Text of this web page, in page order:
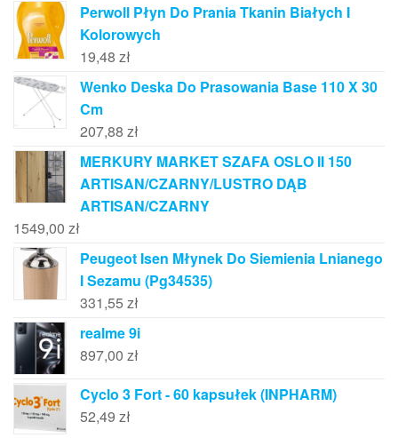
Perwoll Płyn Do Prania Tkanin Białych I
Kolorowych
19,48 zł
Wenko Deska Do Prasowania Base 110 X 30
Cm
207,88 zł
MERKURY MARKET SZAFA OSLO II 150
ARTISAN/CZARNY/LUSTRO DĄB
ARTISAN/CZARNY
1549,00 zł
Peugeot Isen Młynek Do Siemienia Lnianego
I Sezamu (Pg34535)
331,55 zł
realme 9i
897,00 zł
Cyclo 3 Fort - 60 kapsułek (INPHARM)
52,49 zł